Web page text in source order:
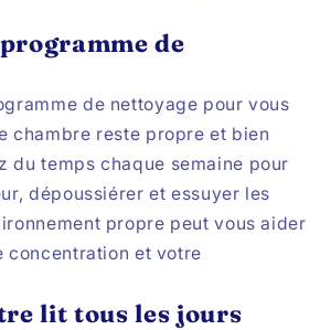
de
de nettoyage pour vous
chambre reste propre et bien
du temps chaque semaine pour
dépoussiérer et essuyer les
propre peut vous aider
concentration et votre
lit tous les jours